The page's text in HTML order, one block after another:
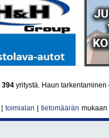
394 yritystä. Haun
toimialan tietomäärän mukaan